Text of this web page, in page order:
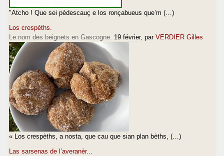
"Atcho ! Que sei pèdescauç e los ronçabueus que’m (…)
Los crespèths.
Le nom des beignets en Gascogne. 19 février, par VERDIER Gilles
« Los crespèths, a nosta, que cau que sian plan bèths, (…)
Las sarsenas de l’averanèr...